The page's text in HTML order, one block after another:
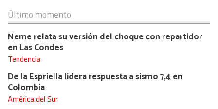
Último momento
Neme relata su versión del choque con repartidor
en Las Condes
Tendencia
De la Espriella lidera respuesta a sismo 7,4 en
Colombia
América del Sur